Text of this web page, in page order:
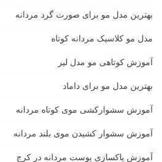
بهترين مدل مو براى صورت گرد مردانه
مدل مو کلاسیک مردانه کوتاه
آموزش کوتاهی مو مدل لیر
بهترین مدل مو برای داماد
آموزش سشوارکشی موی کوتاه مردانه
آموزش سشوار کشیدن موی بلند مردانه
آموزش پاکسازی پوست مردانه در کرج